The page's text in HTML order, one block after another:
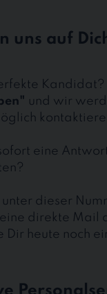
uns auf
Kandidat?
und wir
eine
unter dieser
direkte Mail
Dir heute noch